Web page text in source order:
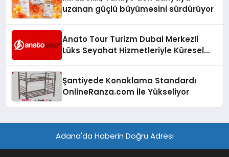
uzanan güçlü büyümesini sürdürüyor
Anato Tour Turizm Dubai Merkezli
Lüks Seyahat Hizmetleriyle Küresel
Şantiyede Konaklama Standardı
OnlineRanza.com İle Yükseliyor
Adana'da Haberin Doğru Adresi